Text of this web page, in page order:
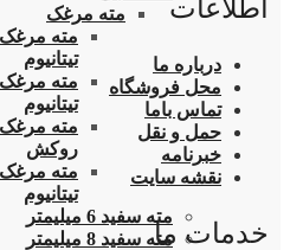
مته مرغک
تیتانیوم
تیتانیوم
روکش
تیتانیوم
مته سفید 6 میلیمتر
مته سفید 8 میلیمتر
اطلاعات
درباره ما
محل فروشگاه
تماس باما
حمل و نقل
خبرنامه
نقشه سایت
خدمات ما